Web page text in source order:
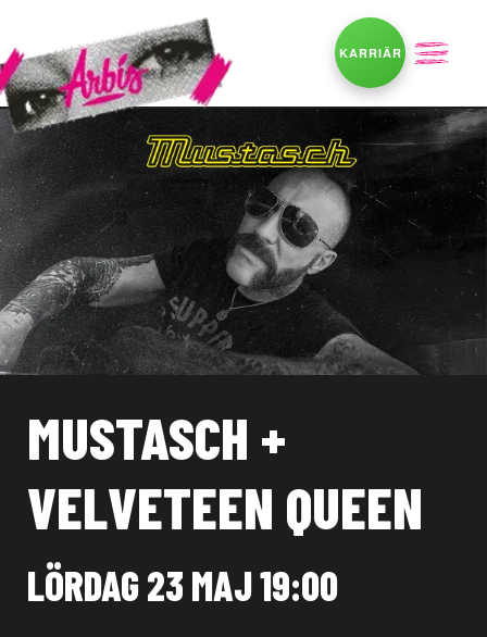
MUSTASCH +
VELVETEEN QUEEN
LÖRDAG 23 MAJ 19:00
KARRIÄR